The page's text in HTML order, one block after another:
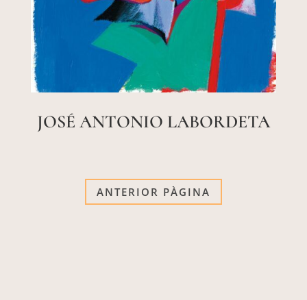
JOSÉ ANTONIO LABORDETA
ANTERIOR PÀGINA